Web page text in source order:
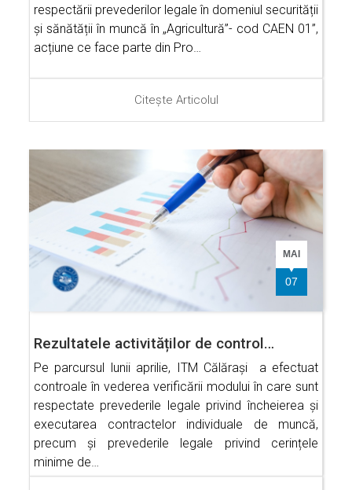
respectării prevederilor legale în domeniul securității
și sănătății în muncă în „Agricultură”- cod CAEN 01”,
acțiune ce face parte din Pro…
Citește Articolul
MAI
07
Rezultatele activităților de control…
Pe parcursul lunii aprilie, ITM Călărași a efectuat
controale în vederea verificării modului în care sunt
respectate prevederile legale privind încheierea și
executarea contractelor individuale de muncă,
precum și prevederile legale privind cerințele
minime de…